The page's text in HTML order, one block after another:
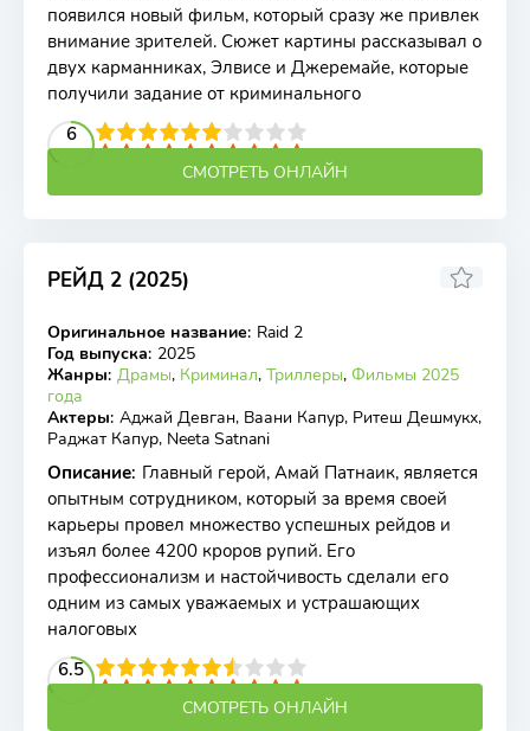
появился новый фильм, который сразу же привлек
внимание зрителей. Сюжет картины рассказывал о
двух карманниках, Элвисе и Джеремайе, которые
получили задание от криминального
6
4 5 6 7 8 9 10
СМОТРЕТЬ ОНЛАЙН
РЕЙД 2 (2025)
WEB-DL
Оригинальное название: Raid 2
Год выпуска: 2025
Жанры: Драмы, Криминал, Триллеры, Фильмы 2025
года
Актеры: Аджай Девган, Ваани Капур, Ритеш Дешмукх,
Раджат Капур, Neeta Satnani
Описание: Главный герой, Амай Патнаик, является
опытным сотрудником, который за время своей
карьеры провел множество успешных рейдов и
изъял более 4200 кроров рупий. Его
профессионализм и настойчивость сделали его
одним из самых уважаемых и устрашающих
налоговых
6.5
4 5 6 7 8 9 10
СМОТРЕТЬ ОНЛАЙН